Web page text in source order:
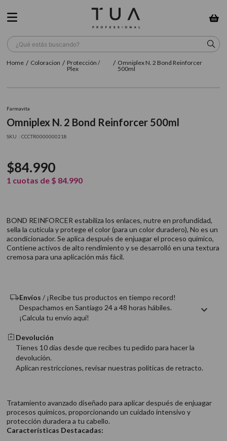
¿Qué estás buscando?
Coloracion
Protección /
Plex
Omniplex N. 2 Bond Reinforcer
500ml
Farmavita
Omniplex N. 2 Bond Reinforcer 500ml
: CCCTR0000000218
$84.990
1 cuotas de $ 84.990
BOND REINFORCER estabiliza los enlaces, nutre en profundidad,
sella la cutícula y protege el color (para un color duradero), No es un
acondicionador. Se aplica después de enjuagar el proceso químico,
Contiene activos de alto rendimiento y se desarrolló en una textura
cremosa para una aplicación más fácil.
Envíos / ¡Recibe tus productos en tiempo record!
Despachamos en Santiago 24 a 48 horas hábiles.
¡Calcula tu envío aquí!
Devolución
Tienes 10 días desde que recibes tu pedido para hacer la
devolución.
Aplican restricciones, revisar nuestras politicas de retracto.
Tratamiento avanzado diseñado para aplicar después de enjuagar
procesos químicos, proporcionando un cuidado intensivo y
protección duradera a tu cabello.
Características Destacadas:
TÉRMINOS MÁS BUSCADOS
2.
3. farmavita
5. cepillo
6. gama
9. acondicionador
10. protector térmico